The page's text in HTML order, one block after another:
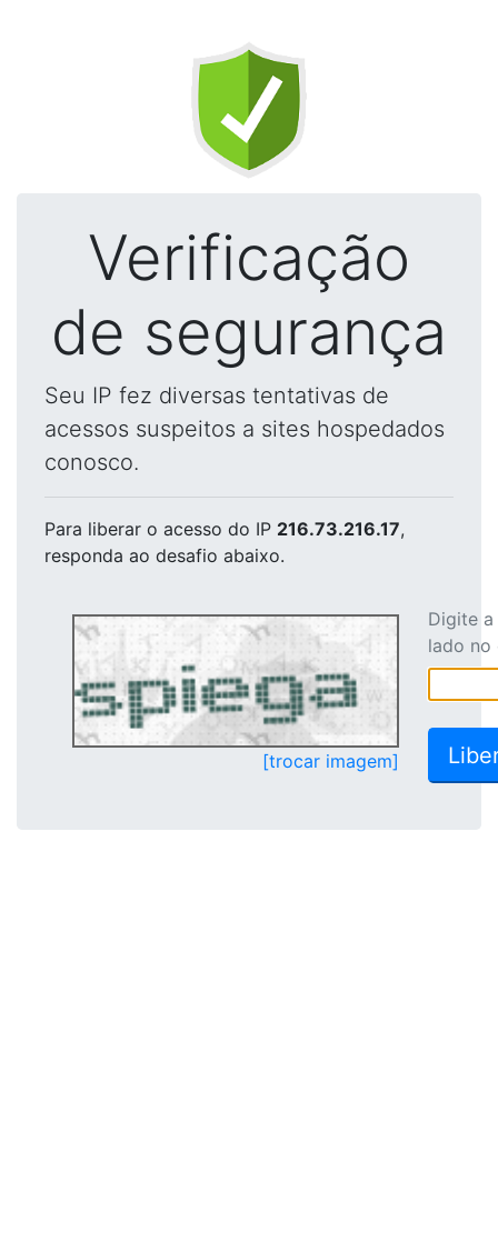
Verificação
de segurança
Seu IP fez diversas tentativas de
acessos suspeitos a sites hospedados
conosco.
Para liberar o acesso do IP 216.73.216.17,
responda ao desafio abaixo.
[trocar imagem]
Digite
lado no